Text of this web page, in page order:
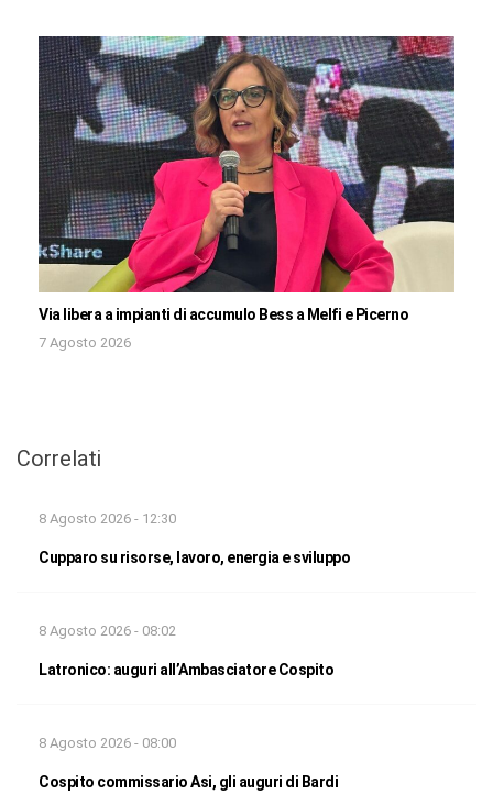
Via libera a impianti di accumulo Bess a Melfi e Picerno
7 Agosto 2026
Correlati
8 Agosto 2026 - 12:30
Cupparo su risorse, lavoro, energia e sviluppo
8 Agosto 2026 - 08:02
Latronico: auguri all’Ambasciatore Cospito
8 Agosto 2026 - 08:00
Cospito commissario Asi, gli auguri di Bardi